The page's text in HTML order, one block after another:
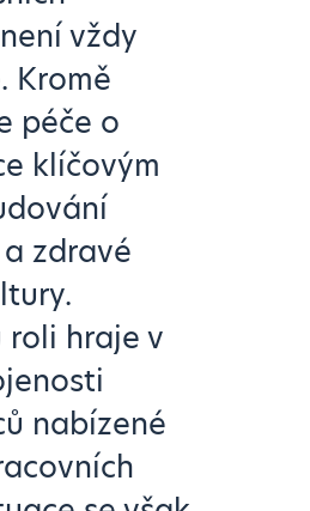
vždy
Kromě
péče o
klíčovým
zdravé
roli hraje v
nabízené